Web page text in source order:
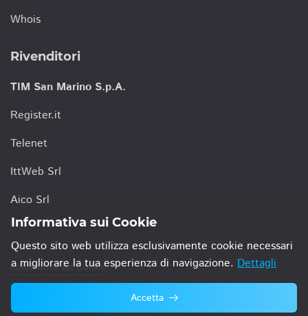
Whois
Rivenditori
TIM San Marino S.p.A.
Register.it
Telenet
IttWeb Srl
Aico Srl
Informativa sui Cookie
© 2021 TIM San Marino S.p.A.
Informativa sui Cookie
Questo sito web utilizza esclusivamente cookie necessari
a migliorare la tua esperienza di navigazione. Dettagli
Accetta